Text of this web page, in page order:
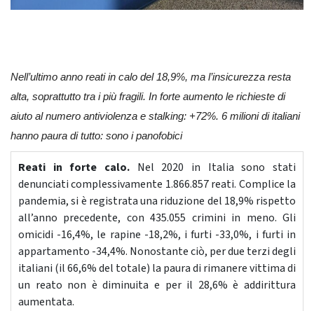
Nell’ultimo anno reati in calo del 18,9%, ma l’insicurezza resta
alta, soprattutto tra i più fragili. In forte aumento le richieste di
aiuto al numero antiviolenza e stalking: +72%. 6 milioni di italiani
hanno paura di tutto: sono i panofobici
Reati in forte calo. Nel 2020 in Italia sono stati
denunciati complessivamente 1.866.857 reati. Complice la
pandemia, si è registrata una riduzione del 18,9% rispetto
all’anno precedente, con 435.055 crimini in meno. Gli
omicidi -16,4%, le rapine -18,2%, i furti -33,0%, i furti in
appartamento -34,4%. Nonostante ciò, per due terzi degli
italiani (il 66,6% del totale) la paura di rimanere vittima di
un reato non è diminuita e per il 28,6% è addirittura
aumentata.